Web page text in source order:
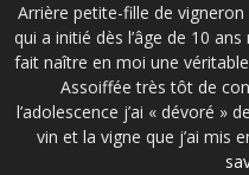
Arrière petite-fille de vigneron
qui a initié dès l’âge de 10
fait naître en moi une
Assoiffée très tôt de
l’adolescence j’ai « dévoré »
vin et la vigne que j’ai mis